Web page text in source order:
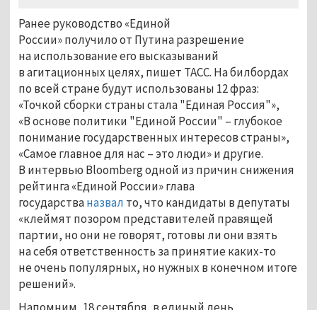
Ранее руководство «Единой
России» получило от Путина разрешение
на использование его высказываний
в агитационных целях, пишет ТАСС. На билбордах
по всей стране будут использованы 12 фраз:
«Точкой сборки страны стала "Единая Россия"»,
«В основе политики "Единой России" – глубокое
понимание государственных интересов страны»,
«Самое главное для нас – это люди» и другие.
В интервью Bloomberg одной из причин снижения
рейтинга «Единой России» глава
государстваназвал то, что кандидаты в депутаты
«клеймят позором представителей правящей
партии, но они не говорят, готовы ли они взять
на себя ответственность за принятие каких-то
не очень популярных, но нужных в конечном итоге
решений».